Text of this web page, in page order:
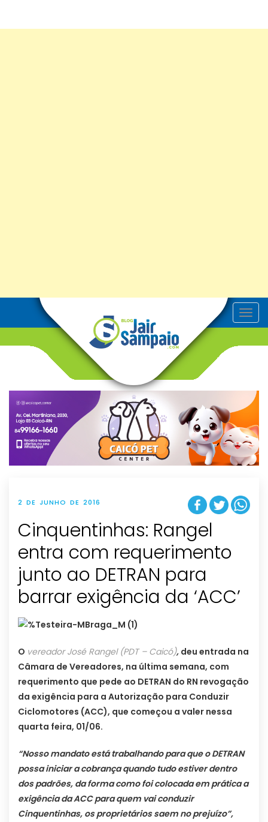
T
o
v
g
t
i
o
n
2 DE JUNHO DE 2016
Cinquentinhas: Rangel
entra com requerimento
junto ao DETRAN para
barrar exigência da ‘ACC’
O vereador José Rangel (PDT – Caicó), deu entrada na
Câmara de Vereadores, na última semana, com
requerimento que pede ao DETRAN do RN revogação
da exigência para a Autorização para Conduzir
Ciclomotores (ACC), que começou a valer nessa
quarta feira, 01/06.
“Nosso mandato está trabalhando para que o DETRAN
possa iniciar a cobrança quando tudo estiver dentro
dos padrões, da forma como foi colocada em prática a
exigência da ACC para quem vai conduzir
Cinquentinhas, os proprietários saem no prejuízo”,